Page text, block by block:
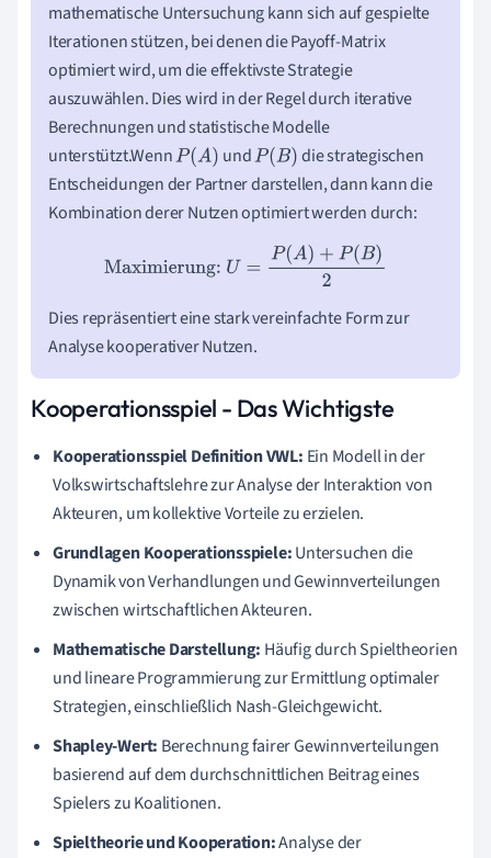
mathematische Untersuchung kann sich auf gespielte
Iterationen stützen, bei denen die Payoff-Matrix
optimiert wird, um die effektivste Strategie
auszuwählen. Dies wird in der Regel durch iterative
Berechnungen und statistische Modelle
unterstützt.WennP(A) undP(B)
die strategischen
Entscheidungen der Partner darstellen, dann kann die
Kombination derer Nutzen optimiert werden durch:
Maximierung:U= P(A)+P (B) 2
Dies repräsentiert eine stark vereinfachte Form zur
Analyse kooperativer Nutzen.
Kooperationsspiel - Das Wichtigste
Kooperationsspiel Definition VWL: Ein Modell in der
Volkswirtschaftslehre zur Analyse der Interaktion von
Akteuren, um kollektive Vorteile zu erzielen.
Grundlagen Kooperationsspiele:Untersuchen die
Dynamik von Verhandlungen und Gewinnverteilungen
zwischen wirtschaftlichen Akteuren.
Mathematische Darstellung: Häufig durch Spieltheorien
und lineare Programmierung zur Ermittlung optimaler
Strategien, einschließlich Nash-Gleichgewicht.
Shapley-Wert: Berechnung fairer Gewinnverteilungen
basierend auf dem durchschnittlichen Beitrag eines
Spielers zu Koalitionen.
Spieltheorie und Kooperation:Analyse der